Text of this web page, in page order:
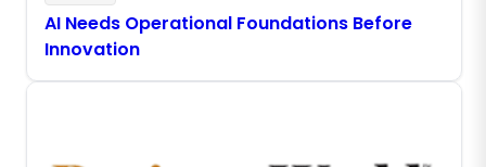
AI Needs Operational Foundations Before
Innovation